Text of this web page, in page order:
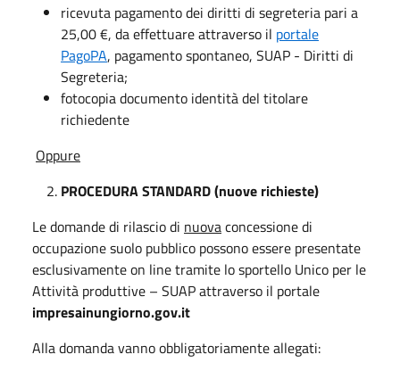
ricevuta pagamento dei diritti di segreteria pari a
25,00 €, da effettuare attraverso il portale
PagoPA, pagamento spontaneo, SUAP - Diritti di
Segreteria;
fotocopia documento identità del titolare
richiedente
Oppure
PROCEDURA STANDARD (nuove richieste)
Le domande di rilascio di nuovaconcessione di
occupazione suolo pubblico possono essere presentate
esclusivamente on line tramite lo sportello Unico per le
Attività produttive – SUAP attraverso il portale
impresainungiorno.gov.it
Alla domanda vanno obbligatoriamente allegati: